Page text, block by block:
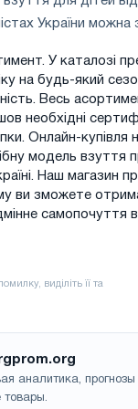
України
У каталозі
на будь-який
Весь
необхідні
Онлайн-
модель взуття
Наш магазин
ви зможете
самопочуття
аналитика,
товары.